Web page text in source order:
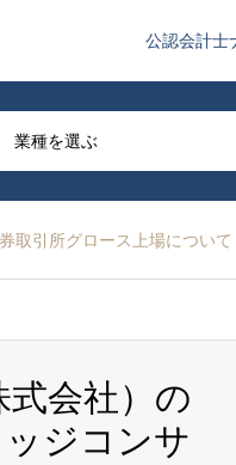
公認会計士
業種を選ぶ
引所グロース上場につい
会社）の
ジコンサ